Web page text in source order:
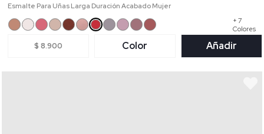
Esmalte Para Uñas Larga Duración Acabado Mujer
+ 7
Colores
$ 8.900 Color Añadir